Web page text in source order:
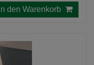
In den Warenkorb